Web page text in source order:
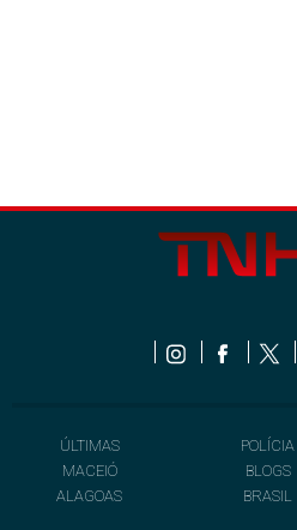
ÚLTIMAS
MACEIÓ
ALAGOAS
POLÍCIA
BLOGS
BRASIL